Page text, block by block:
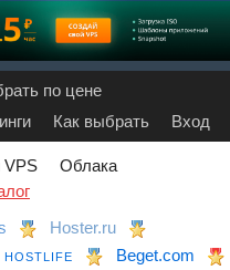
по цене
Как выбрать Вход
VPS
Облака
Hoster.ru
HOSTLIFE
Beget.com